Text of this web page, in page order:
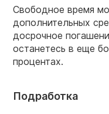
Свободное время
дополнительных
досрочное
останетесь в еще
процентах.
Подработка